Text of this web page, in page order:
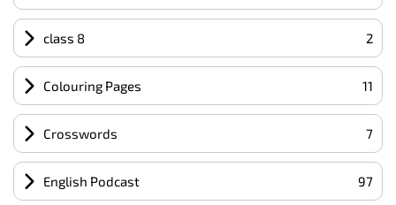
class 8 2
Colouring Pages 11
Crosswords 7
English Podcast 97